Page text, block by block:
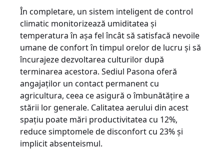
În comple­tare, un sistem inteligent de control
climatic monitorizează umiditatea şi
temperatura în aşa fel încât să satisfacă nevoile
umane de confort în timpul orelor de lucru şi să
încurajeze dezvoltarea culturilor după
terminarea acestora. Sediul Pasona oferă
angajaţilor un contact permanent cu
agricultura, ceea ce asigură o îmbunătăţire a
stării lor generale. Calitatea aerului din acest
spaţiu poate mări producti­vitatea cu 12%,
reduce simptomele de disconfort cu 23% şi
implicit absenteismul.